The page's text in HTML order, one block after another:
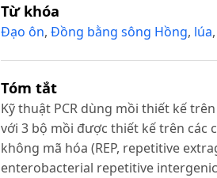
Từ khóa
Đạo ôn,Đồng bằng sông Hồng, lúa,
Tóm tắt
Kỹ thuật PCR dùng mồi thiết kế
với 3 bộ mồi được thiết kế trên các
không mã hóa (REP, repetitive
enterobacterial repetitive